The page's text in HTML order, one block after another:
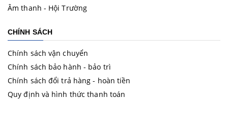
Âm thanh - Hội Trường
CHÍNH SÁCH
Chính sách vận chuyển
Chính sách bảo hành - bảo trì
Chính sách đổi trả hàng - hoàn tiền
Quy định và hình thức thanh toán